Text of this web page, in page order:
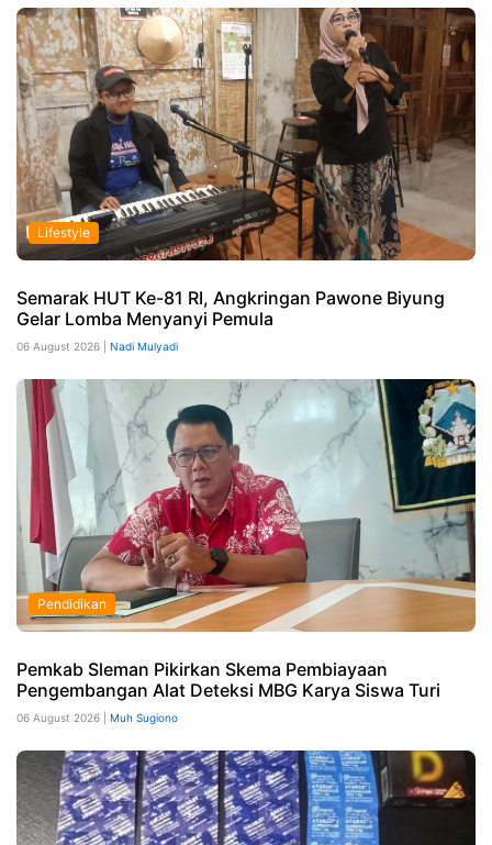
Lifestyle
Semarak HUT Ke-81 RI, Angkringan Pawone Biyung
Gelar Lomba Menyanyi Pemula
06 August 2026 | Nadi Mulyadi
Pendidikan
Pemkab Sleman Pikirkan Skema Pembiayaan
Pengembangan Alat Deteksi MBG Karya Siswa Turi
06 August 2026 | Muh Sugiono